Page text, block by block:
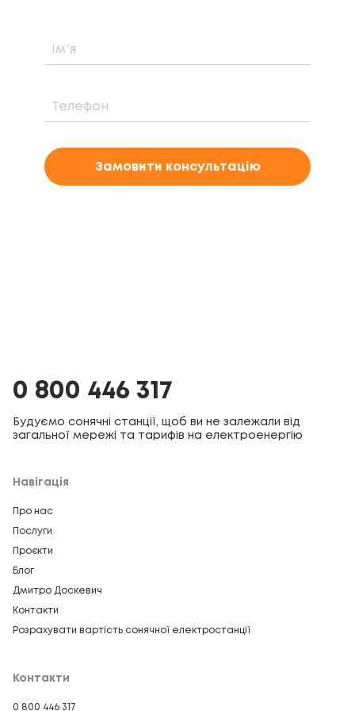
Замовити консультацію
0 800 446 317
Будуємо сонячні станції, щоб ви не залежали від
загальної мережі та тарифів на електроенергію
Навігація
Про нас
Послуги
Проєкти
Блог
Дмитро Доскевич
Контакти
Розрахувати вартість сонячної електростанції
Контакти
0 800 446 317